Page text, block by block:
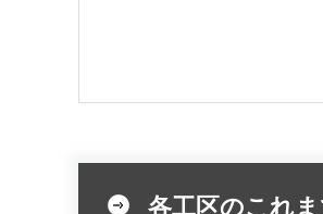
各工区のこれ